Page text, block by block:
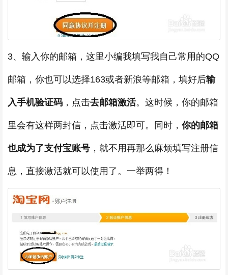
3、输入你的邮箱，这里小编我填写我自己常用的QQ
邮箱，你也可以选择163或者新浪等邮箱，填好后输
入手机验证码 ，点击去邮箱激活。这时候，你的邮箱
里会有这样两封信，点击激活即可。同时，你的邮箱
也成为了支付宝账号 ，就不用再那么麻烦填写注册信
息，直接激活就可以使用了。一举两得！